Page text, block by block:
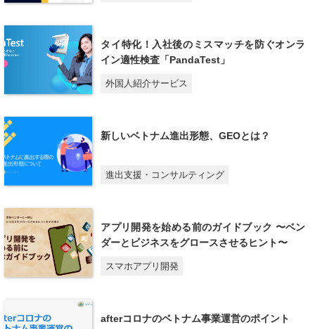
タイ特化！入社後のミスマッチを防ぐオンラ
イン適性検査「PandaTest」
外国人紹介サービス
新しいベトナム進出形態、GEOとは？
進出支援・コンサルティング
アプリ開発を始める前のガイドブック 〜ベン
ダーとビジネスをグロースさせるヒント〜
スマホアプリ開発
afterコロナのベトナム事業運営のポイント